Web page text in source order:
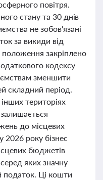
повітря.
стану та 30 днів
не зобов'язані
за викиди від
закріплено
кодексу
зменшити
складний період.
територіях
до місцевих
2026 року бізнес
бюджетів
яких значну
податок. Ці кошти